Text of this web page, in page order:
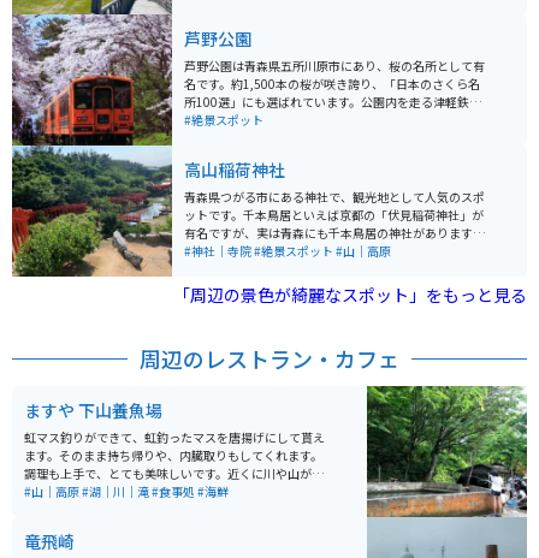
に愛されています。 パワースポットとしても人気があ
り、開運・長寿のパワーがあるとされています。さら
に、鶴の舞橋を挟んだところにある丹頂鶴自然公園も、
恋愛・縁結びのパワースポットとして人気です。岩木山
を望むことができることから、岩木山にも開運・心身清
自然を堪能できる場所です。名前の通り近くに鶴がいる
こともあります。
芦野公園
芦野公園は青森県五所川原市にあり、桜の名所として有
名です。約1,500本の桜が咲き誇り、「日本のさくら名
所100選」にも選ばれています。公園内を走る津軽鉄道
のローカル線や、昔ながらの駅舎に懐かしさを感じま
約80haの広大な園地には、芦野湖を中心とした自然豊か
な景観が広がり、春の花見の他にも児童向けの動物園
や、1,800本の松があるなど、四季折々の自然を楽しむ
ことができます。駐車場もあり、ちょっとしたご飯を食
べるところもあるので休憩にもオススメのスポットで
#絶景スポット
高山稲荷神社
青森県つがる市にある神社で、観光地として人気のスポ
ットです。千本鳥居といえば京都の「伏見稲荷神社」が
有名ですが、実は青森にも千本鳥居の神社があります。
四季によって、朱色の鳥居がいろいろな表現をしてくれ
は何もない所に位置しているので、異空間に来たような
感じがします。
#神社｜寺院#絶景スポット #山｜高原
「周辺の景色が綺麗なスポット」をもっと見る
周辺のレストラン・カフェ
ますや 下山養魚場
虹マス釣りができて、虹釣ったマスを唐揚げにして貰え
ます。そのまま持ち帰りや、内臓取りもしてくれます。
調理も上手で、とても美味しいです。近くに川や山が多
いのでマイナスイオンたっぷりで癒されます。
#山｜高原#湖｜川｜滝#食事処 #海鮮
竜飛崎